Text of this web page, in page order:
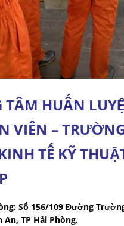
TÂM HUẤN
VIÊN –
TẾ KỸ
Số 156/109 Đường
An, TP Hải Phòng.